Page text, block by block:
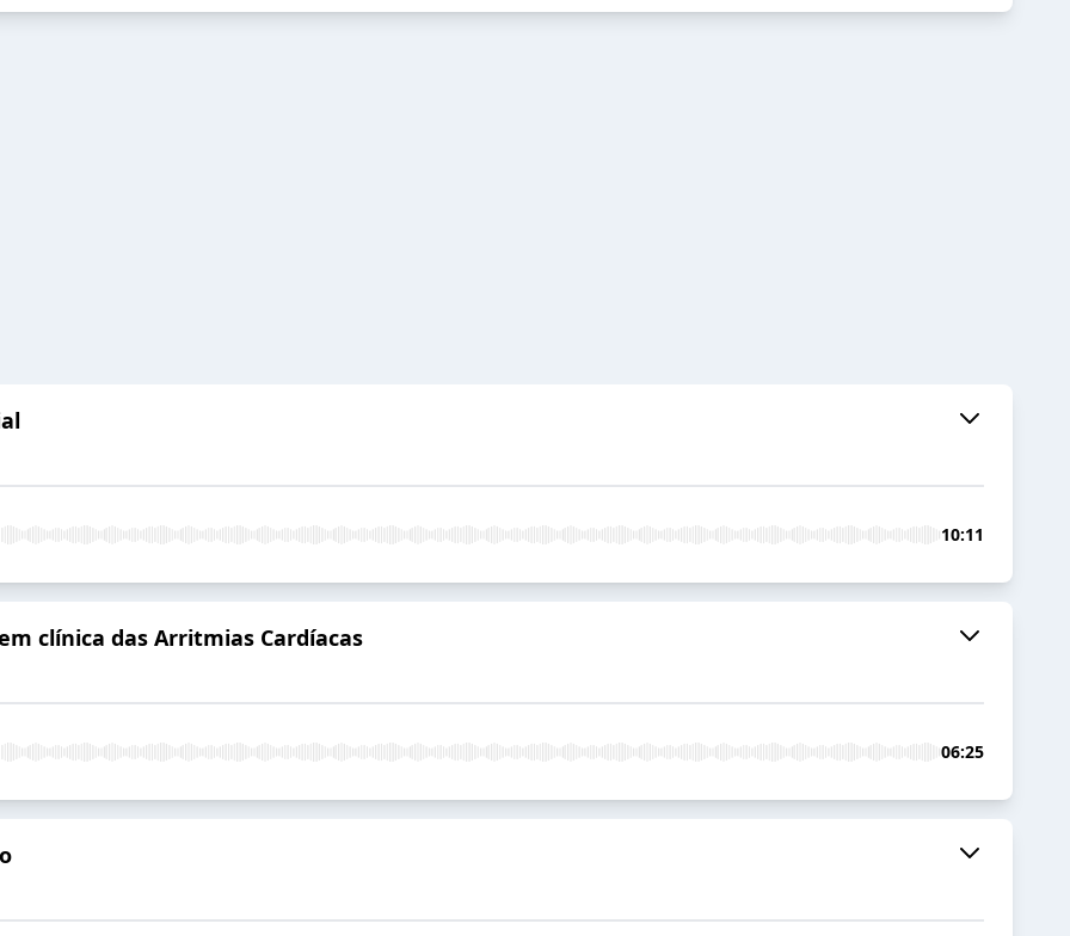
10:11
clínica das Arritmias Cardíacas
06:25